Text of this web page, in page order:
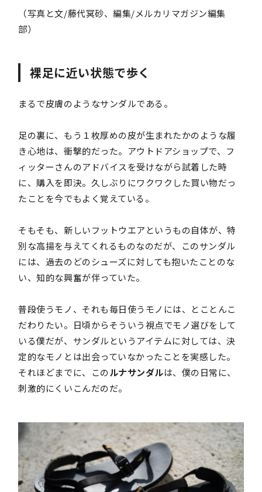
（写真と文/藤代冥砂、編集/メルカリマガジン編集
部）
裸足に近い状態で歩く
まるで皮膚のようなサンダルである。
足の裏に、もう１枚厚めの皮が生まれたかのような履
き心地は、衝撃的だった。アウトドアショップで、フ
ィッターさんのアドバイスを受けながら試着した時
に、購入を即決。久しぶりにワクワクした買い物だっ
たことを今でもよく覚えている。
そもそも、新しいフットウエアというもの自体が、特
別な高揚を与えてくれるものなのだが、このサンダル
には、過去のどのシューズに対しても抱いたことのな
い、知的な興奮が伴っていた。
普段使うモノ、それも毎日使うモノには、とことんこ
だわりたい。日頃からそういう視点でモノ選びをして
いる僕だが、サンダルというアイテムに対しては、決
定的なモノとは出会っていなかったことを実感した。
それほどまでに、このルナサンダルは、僕の日常に、
刺激的にくいこんだのだ。